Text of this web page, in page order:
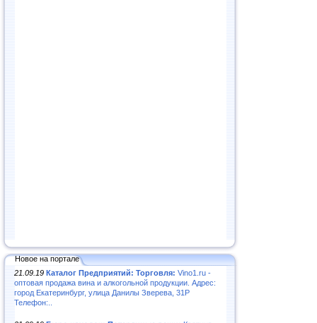
Новое на портале
21.09.19 Каталог Предприятий: Торговля: Vino1.ru -
оптовая продажа вина и алкогольной продукции. Адрес:
город Екатеринбург, улица Данилы Зверева, 31Р
Телефон:..